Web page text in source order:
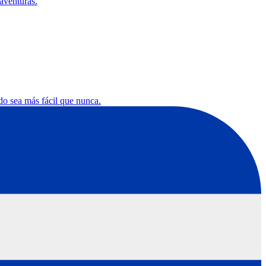
sea más fácil que nunca.